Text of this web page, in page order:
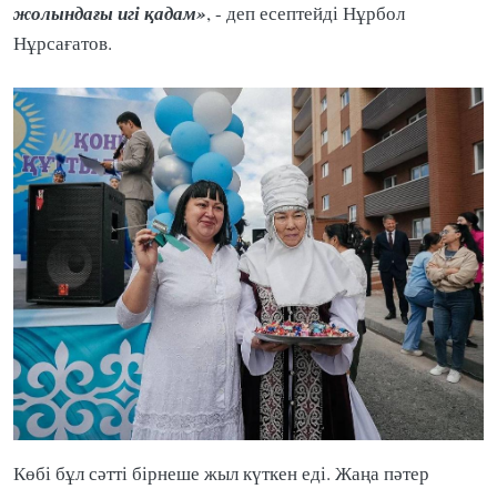
жолындағы игі қадам», - деп есептейді Нұрбол
Нұрсағатов.
Көбі бұл сәтті бірнеше жыл күткен еді. Жаңа пәтер